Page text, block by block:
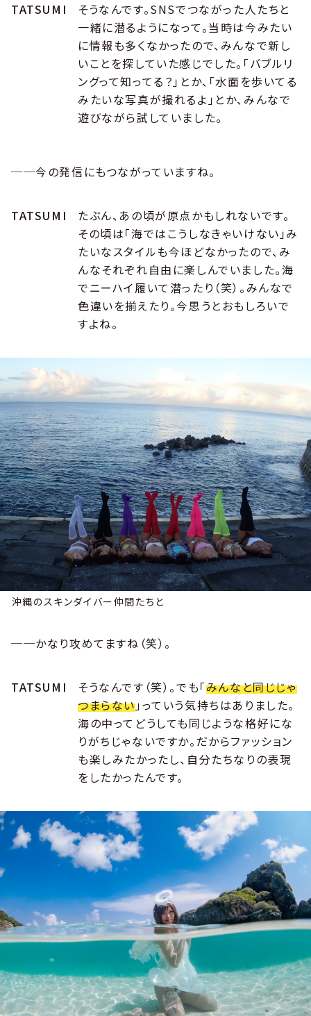
TATSUMI
そうなんです。SNSでつながった人たちと
一緒に潜るようになって。当時は今みたい
に情報も多くなかったので、みんなで新し
いことを探していた感じでした。「バブルリ
ングって知ってる？」とか、「水面を歩いてる
みたいな写真が撮れるよ」とか、みんなで
遊びながら試していました。
──今の発信にもつながっていますね。
TATSUMI
たぶん、あの頃が原点かもしれないです。
その頃は「海ではこうしなきゃいけない」み
たいなスタイルも今ほどなかったので、み
んなそれぞれ自由に楽しんでいました。海
でニーハイ履いて潜ったり（笑）。みんなで
色違いを揃えたり。今思うとおもしろいで
すよね。
沖縄のスキンダイバー仲間たちと
──かなり攻めてますね（笑）。
TATSUMI そうなんです（笑）。でも「みんなと同じじゃ
つまらない」っていう気持ちはありました。
海の中ってどうしても同じような格好にな
りがちじゃないですか。だからファッション
も楽しみたかったし、自分たちなりの表現
をしたかったんです。